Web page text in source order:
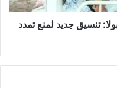
تنسيق جديد لمنع تمدد